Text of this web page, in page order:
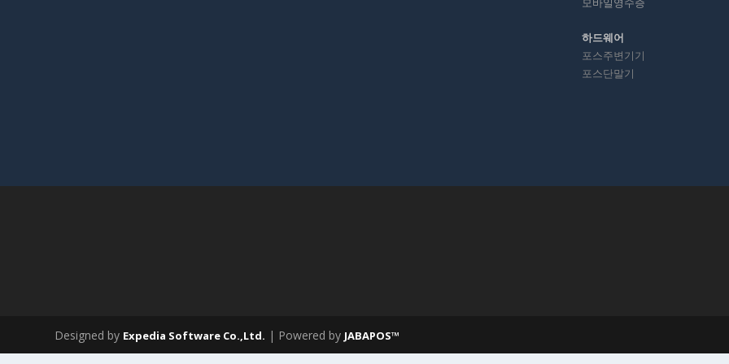
하드웨어
포스주변기기
포스단말기
Designed by Expedia Software Co.,Ltd. | Powered by JABAPOS™